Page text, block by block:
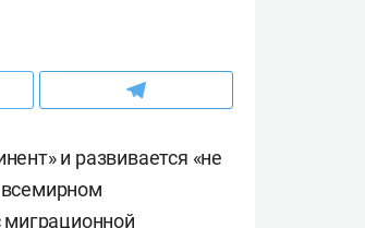
и развивается «не